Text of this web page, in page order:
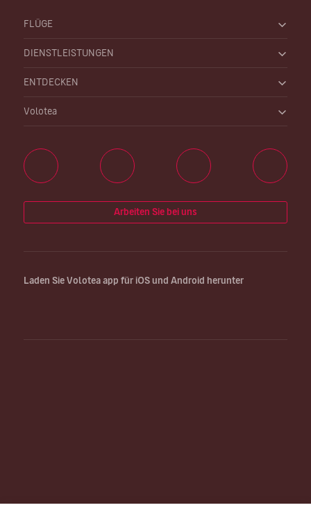
FLÜGE
DIENSTLEISTUNGEN
ENTDECKEN
Volotea
Arbeiten Sie bei uns
Laden Sie Volotea app für iOS und Android herunter